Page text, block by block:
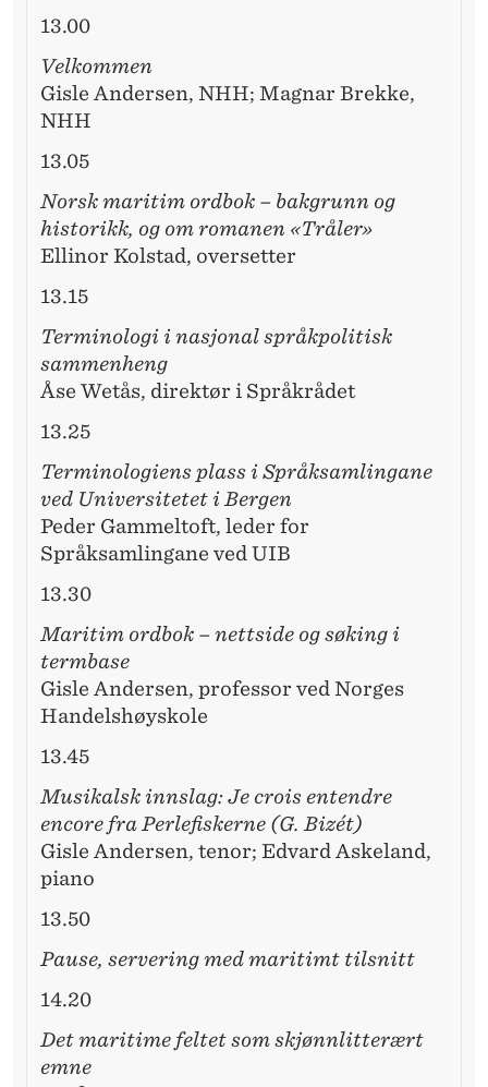
13.00
Velkommen
Gisle Andersen, NHH; Magnar Brekke,
NHH
13.05
Norsk maritim ordbok – bakgrunn og
historikk, og om romanen «Tråler»
Ellinor Kolstad, oversetter
13.15
Terminologi i nasjonal språkpolitisk
sammenheng
Åse Wetås, direktør i Språkrådet
13.25
Terminologiens plass i Språksamlingane
ved Universitetet i Bergen
Peder Gammeltoft, leder for
Språksamlingane ved UIB
13.30
Maritim ordbok – nettside og søking i
termbase
Gisle Andersen, professor ved Norges
Handelshøyskole
13.45
Musikalsk innslag: Je crois entendre
encore fra Perlefiskerne (G. Bizét)
Gisle Andersen, tenor; Edvard Askeland,
piano
13.50
Pause, servering med maritimt tilsnitt
14.20
Det maritime feltet som skjønnlitterært
emne